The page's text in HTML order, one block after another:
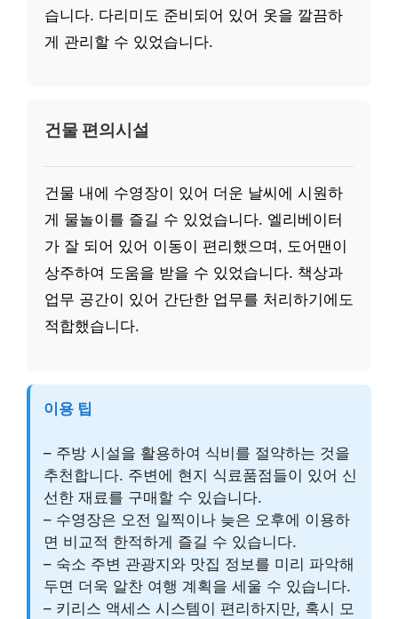
습니다. 다리미도 준비되어 있어 옷을 깔끔하
게 관리할 수 있었습니다.
건물 편의시설
건물 내에 수영장이 있어 더운 날씨에 시원하
게 물놀이를 즐길 수 있었습니다. 엘리베이터
가 잘 되어 있어 이동이 편리했으며, 도어맨이
상주하여 도움을 받을 수 있었습니다. 책상과
업무 공간이 있어 간단한 업무를 처리하기에도
적합했습니다.
이용 팁
– 주방 시설을 활용하여 식비를 절약하는 것을
추천합니다. 주변에 현지 식료품점들이 있어 신
선한 재료를 구매할 수 있습니다.
– 수영장은 오전 일찍이나 늦은 오후에 이용하
면 비교적 한적하게 즐길 수 있습니다.
– 숙소 주변 관광지와 맛집 정보를 미리 파악해
두면 더욱 알찬 여행 계획을 세울 수 있습니다.
– 키리스 액세스 시스템이 편리하지만, 혹시 모